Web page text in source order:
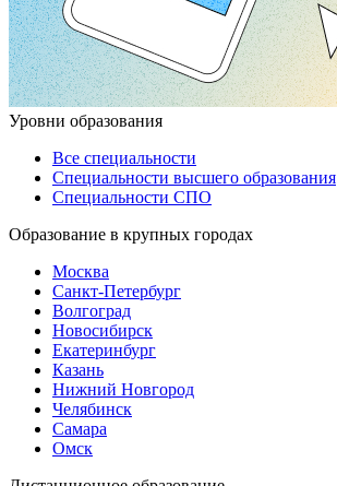
Уровни образования
Все специальности
Специальности высшего образования
Специальности СПО
Образование в крупных городах
Москва
Санкт-Петербург
Волгоград
Новосибирск
Екатеринбург
Казань
Нижний Новгород
Челябинск
Самара
Омск